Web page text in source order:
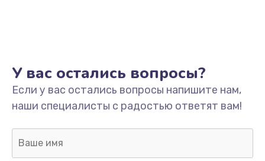
Заказать
Устранение ошибок
У вас остались вопросы?
Если у вас остались вопросы напишите нам,
наши специалисты с радостью ответят вам!